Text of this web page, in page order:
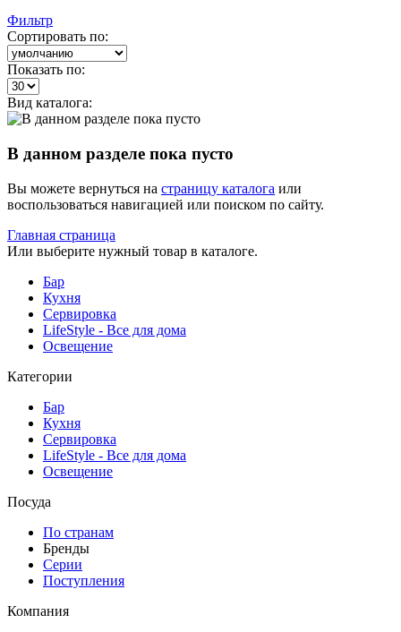
Фильтр
Сортировать по:
Показать по:
Вид каталога:
В данном разделе пока пусто
Вы можете вернуться на страницу каталога или
воспользоваться навигацией или поиском по сайту.
Главная страница
Или выберите нужный товар в каталоге.
Бар
Кухня
Сервировка
LifeStyle - Все для дома
Освещение
Категории
Бар
Кухня
Сервировка
LifeStyle - Все для дома
Освещение
Посуда
По странам
Бренды
Серии
Поступления
Компания